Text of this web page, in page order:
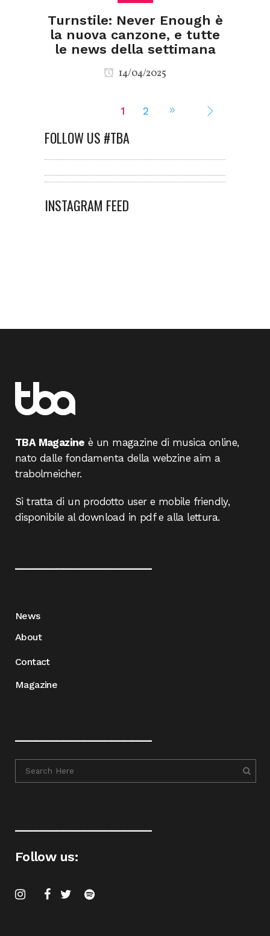
Turnstile: Never Enough è
la nuova canzone, e tutte
le news della settimana
14/04/2025
1 2
FOLLOW US #TBA
INSTAGRAM FEED
TBA Magazine è un magazine di musica online,
nato dalle fondamenta della webzine aim a
trabolmeicher.
Si tratta di un prodotto user e mobile friendly,
disponibile al download in pdf e alla lettura.
News
About
Contact
Magazine
Follow us: